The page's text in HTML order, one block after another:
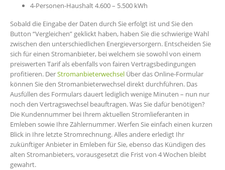
4-Personen-Haushalt 4.600 – 5.500 kWh
Sobald die Eingabe der Daten durch Sie erfolgt ist und Sie den
Button “Vergleichen” geklickt haben, haben Sie die schwierige Wahl
zwischen den unterschiedlichen Energieversorgern. Entscheiden Sie
sich für einen Stromanbieter, bei welchem sie sowohl von einem
preiswerten Tarif als ebenfalls von fairen Vertragsbedingungen
profitieren. DerStromanbieterwechsel Über das Online-Formular
können Sie den Stromanbieterwechsel direkt durchführen. Das
Ausfüllen des Formulars dauert lediglich wenige Minuten – nun nur
noch den Vertragswechsel beauftragen. Was Sie dafür benötigen?
Die Kundennummer bei Ihrem aktuellen Stromlieferanten in
Emleben sowie Ihre Zählernummer. Werfen Sie einfach einen kurzen
Blick in Ihre letzte Stromrechnung. Alles andere erledigt Ihr
zukünftiger Anbieter in Emleben für Sie, ebenso das Kündigen des
alten Stromanbieters, vorausgesetzt die Frist von 4 Wochen bleibt
gewahrt.